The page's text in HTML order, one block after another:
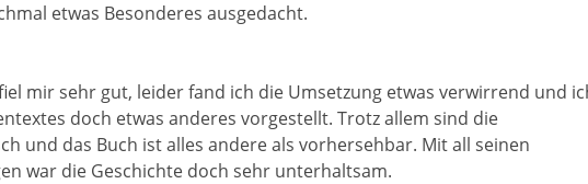
etwas Besonderes ausgedacht.
mir sehr gut, leider fand ich die Umsetzung etwas verwirrend und
doch etwas anderes vorgestellt. Trotz allem sind die
und das Buch ist alles andere als vorhersehbar. Mit all seinen
war die Geschichte doch sehr unterhaltsam.